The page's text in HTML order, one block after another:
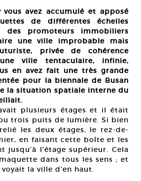
vous avez accumulé et apposé
de différentes échelles
des promoteurs immobiliers
une ville improbable mais
privée de cohérence
ville tentaculaire, infinie,
en avez fait une très grande
pour la biennale de Busan
la situation spatiale interne du
plusieurs étages et il était
trois puits de lumière. Si bien
les deux étages, le rez-de-
en faisant cette boîte et les
jusqu’à l’étage supérieur. Cela
dans tous les sens ; et
la ville d’en haut.